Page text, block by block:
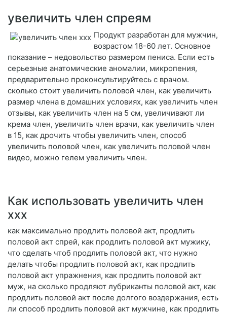
увеличить член спреям
Продукт разработан для мужчин,
возрастом 18-60 лет. Основное
показание – недовольство размером пениса. Если есть
серьезные анатомические аномалии, микропения,
предварительно проконсультируйтесь с врачом.
сколько стоит увеличить половой член, как увеличить
размер члена в домашних условиях, как увеличить член
отзывы, как увеличить член на 5 см, увеличивают ли
крема член, увеличить член врачи, как увеличить член
в 15, как дрочить чтобы увеличить член, способ
увеличить половой член, как увеличить половой член
видео, можно гелем увеличить член.
Как использовать увеличить член
ххх
как максимально продлить половой акт, продлить
половой акт спрей, как продлить половой акт мужику,
что сделать чтоб продлить половой акт, что нужно
делать чтобы продлить половой акт, как продлить
половой акт упражнения, как продлить половой акт
муж, на сколько продляют лубриканты половой акт, как
продлить половой акт после долгого воздержания, есть
ли способ продлить половой акт мужчине, как продлить